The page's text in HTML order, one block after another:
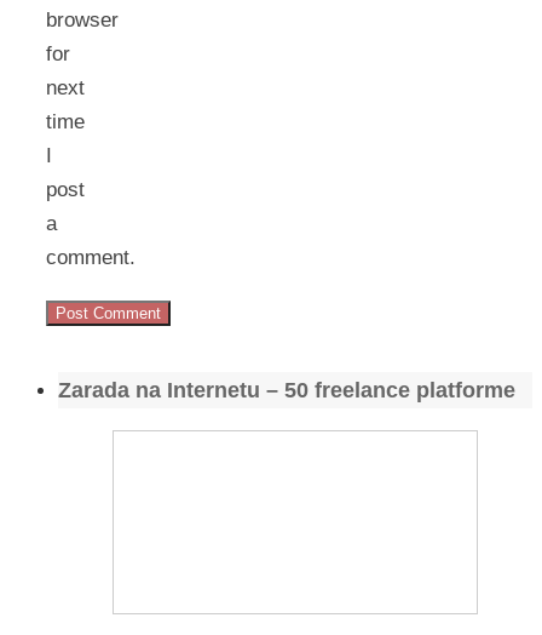
browser
for
next
time
I
post
a
comment.
Zarada na Internetu – 50 freelance platforme